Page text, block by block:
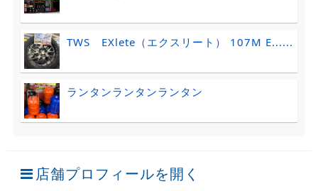
TWS EXlete（エクスリート） 107M E......
ランタンランタンランタン
店舗プロフィールを開く